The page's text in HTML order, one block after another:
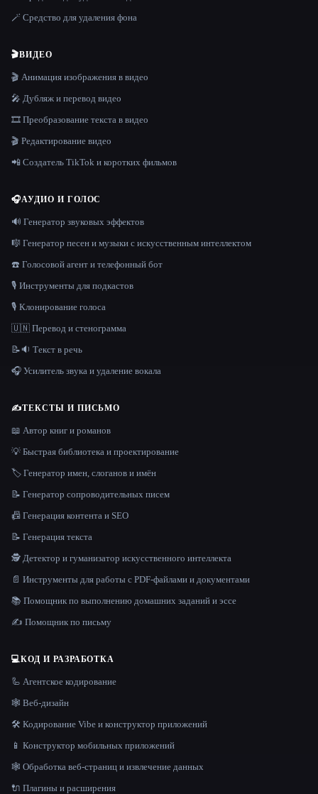
🪄 Средство для удаления фона
🎬ВИДЕО
🎬 Анимация изображения в видео
🎤 Дубляж и перевод видео
🎞️ Преобразование текста в видео
🎬 Редактирование видео
📲 Создатель TikTok и коротких фильмов
🎧АУДИО И ГОЛОС
🔊 Генератор звуковых эффектов
🎼 Генератор песен и музыки с искусственным интеллектом
☎️ Голосовой агент и телефонный бот
🎙️ Инструменты для подкастов
🎙️ Клонирование голоса
🇺🇳 Перевод и стенограмма
📝🔉 Текст в речь
🎧 Усилитель звука и удаление вокала
✍️ТЕКСТЫ И ПИСЬМО
📖 Автор книг и романов
💡 Быстрая библиотека и проектирование
🏷️ Генератор имен, слоганов и имён
📝 Генератор сопроводительных писем
📠 Генерация контента и SEO
📝 Генерация текста
🕵️ Детектор и гуманизатор искусственного интеллекта
📄 Инструменты для работы с PDF-файлами и документами
📚 Помощник по выполнению домашних заданий и эссе
✍️ Помощник по письму
💻КОД И РАЗРАБОТКА
🦾 Агентское кодирование
🕸 Веб-дизайн
🛠️ Кодирование Vibe и конструктор приложений
📱 Конструктор мобильных приложений
🕸️ Обработка веб-страниц и извлечение данных
🔌 Плагины и расширения